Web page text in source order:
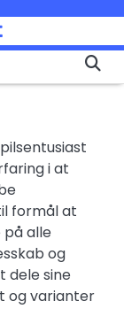
i at
formål at
på alle
og
dele sine
og varianter